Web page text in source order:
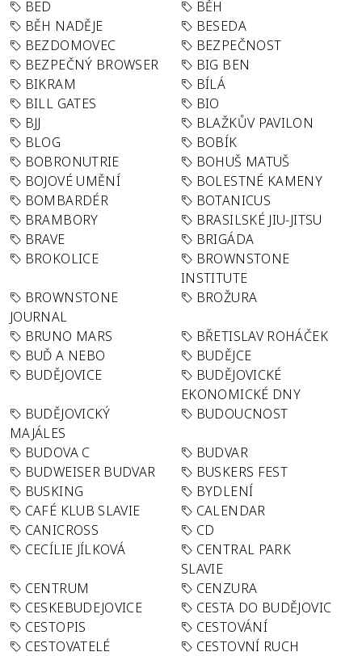
BED
BĚH
BĚH NADĚJE
BESEDA
BEZDOMOVEC
BEZPEČNOST
BEZPEČNÝ BROWSER
BIG BEN
BIKRAM
BÍLÁ
BILL GATES
BIO
BJJ
BLAŽKŮV PAVILON
BLOG
BOBÍK
BOBRONUTRIE
BOHUŠ MATUŠ
BOJOVÉ UMĚNÍ
BOLESTNÉ KAMENY
BOMBARDÉR
BOTANICUS
BRAMBORY
BRASILSKÉ JIU-JITSU
BRAVE
BRIGÁDA
BROKOLICE
BROWNSTONE
INSTITUTE
BROWNSTONE
JOURNAL
BROŽURA
BRUNO MARS
BŘETISLAV ROHÁČEK
BUĎ A NEBO
BUDĚJCE
BUDĚJOVICE
BUDĚJOVICKÉ
EKONOMICKÉ DNY
BUDĚJOVICKÝ
MAJÁLES
BUDOUCNOST
BUDOVA C
BUDVAR
BUDWEISER BUDVAR
BUSKERS FEST
BUSKING
BYDLENÍ
CAFÉ KLUB SLAVIE
CALENDAR
CANICROSS
CD
CECÍLIE JÍLKOVÁ
CENTRAL PARK
SLAVIE
CENTRUM
CENZURA
CESKEBUDEJOVICE
CESTA DO BUDĚJOVIC
CESTOPIS
CESTOVÁNÍ
CESTOVATELÉ
CESTOVNÍ RUCH